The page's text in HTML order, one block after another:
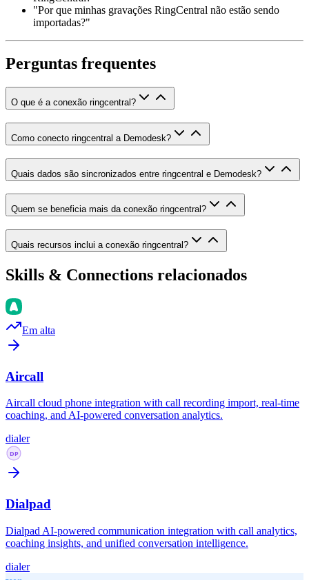
"Por que minhas gravações RingCentral não estão sendo
importadas?"
Perguntas frequentes
O que é a conexão ringcentral?
Como conecto ringcentral a Demodesk?
Quais dados são sincronizados entre ringcentral e Demodesk?
Quem se beneficia mais da conexão ringcentral?
Quais recursos inclui a conexão ringcentral?
Skills & Connections relacionados
Em alta
Aircall
Aircall cloud phone integration with call recording import, real-time
coaching, and AI-powered conversation analytics.
dialer
Dialpad
Dialpad AI-powered communication integration with call analytics,
coaching insights, and unified conversation intelligence.
dialer